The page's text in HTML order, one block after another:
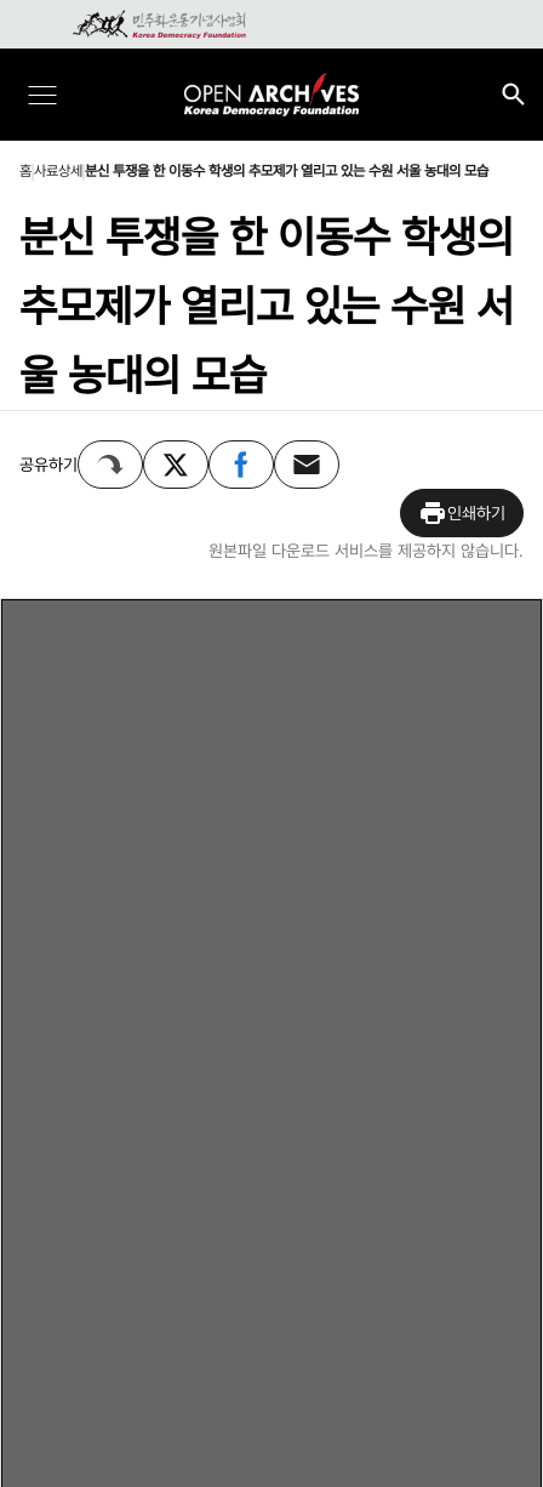
홈사료상세 분신 투쟁을 한 이동수 학생의 추모제가 열리고 있는 수원 서울 농대의 모습
분신 투쟁을 한 이동수 학생의
추모제가 열리고 있는 수원 서
울 농대의 모습
공유하기
인쇄하기
원본파일 다운로드 서비스를 제공하지 않습니다.